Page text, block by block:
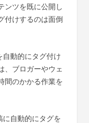
ンツを既に公開し
付けするのは面倒
自動的にタグ付け
、ブロガーやウェ
間のかかる作業を
に自動的にタグを